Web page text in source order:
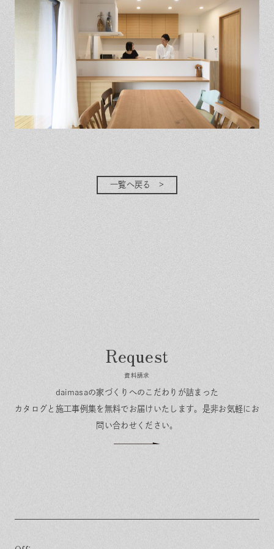
一覧へ戻る
資料請求
daimasaの家づくりへのこだわりが詰まった
カタログと施工事例集を無料でお届けいたします。 是非お気軽にお
問い合わせください。